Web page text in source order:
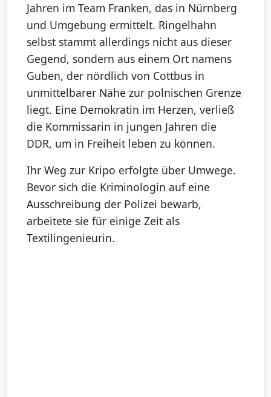
Jahren im Team Franken, das in Nürnberg
und Umgebung ermittelt. Ringelhahn
selbst stammt allerdings nicht aus dieser
Gegend, sondern aus einem Ort namens
Guben, der nördlich von Cottbus in
unmittelbarer Nähe zur polnischen Grenze
liegt. Eine Demokratin im Herzen, verließ
die Kommissarin in jungen Jahren die
DDR, um in Freiheit leben zu können.
Ihr Weg zur Kripo erfolgte über Umwege.
Bevor sich die Kriminologin auf eine
Ausschreibung der Polizei bewarb,
arbeitete sie für einige Zeit als
Textilingenieurin.